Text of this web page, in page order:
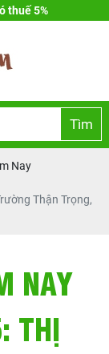
thuế 5%
Tìm
Nay
Thận Trọng,
NAY
THỊ